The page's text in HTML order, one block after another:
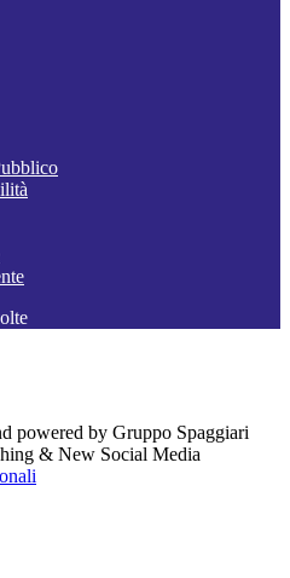
powered by Gruppo Spaggiari
& New Social Media